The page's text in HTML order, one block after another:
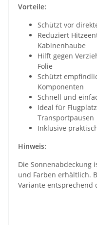
Vorteile:
Schützt vor
Reduziert
Kabinenhaube
Hilft gegen
Folie
Schützt
Komponenten
Schnell und
Ideal für
Transportpausen
Inklusive
Hinweis:
Die Sonnenabdeckung
und Farben erhältlich.
Variante entsprechend